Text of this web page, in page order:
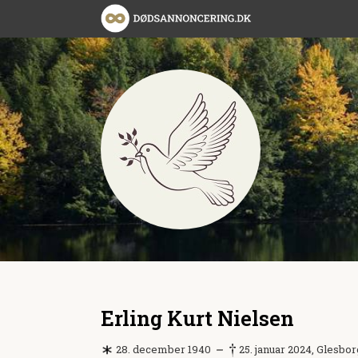
Erling Kurt Nielsen
28. december 1940 25. januar 2024,